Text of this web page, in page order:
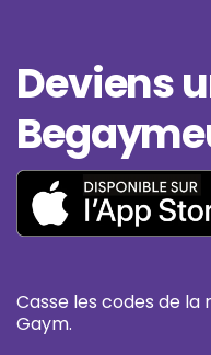
Deviens
Casse les codes de
Gaym.